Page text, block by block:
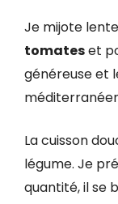
Je mijote
tomateset
généreuse et
La cuisson
légume. Je
quantité, il se